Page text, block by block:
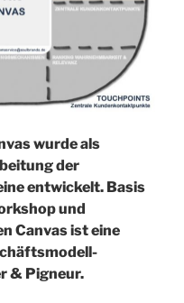
wurde als
der
entwickelt. Basis
und
Canvas ist eine
& Pigneur.